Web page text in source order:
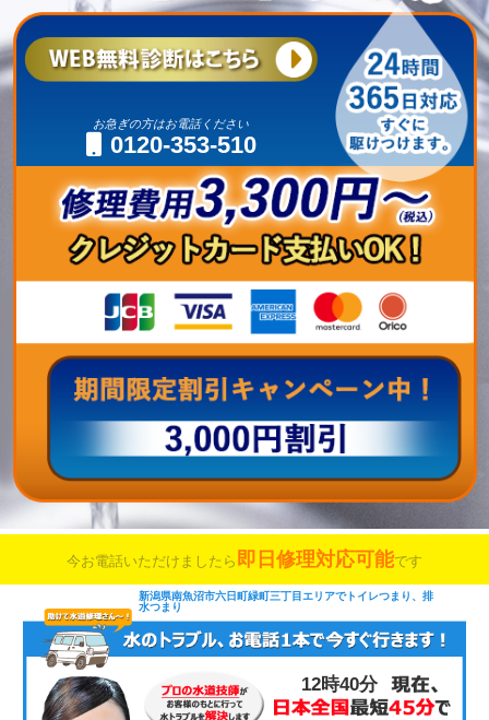
お急ぎの方はお電話ください
0120-353-510
今お電話いただけましたら 即日修理対応可能です
新潟県南魚沼市六日町緑町三丁目エリアでトイレつまり、排
水つまり
12時40分